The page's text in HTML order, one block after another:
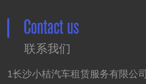
Contact us
联系我们
1长沙小桔汽车租赁服务有限公司